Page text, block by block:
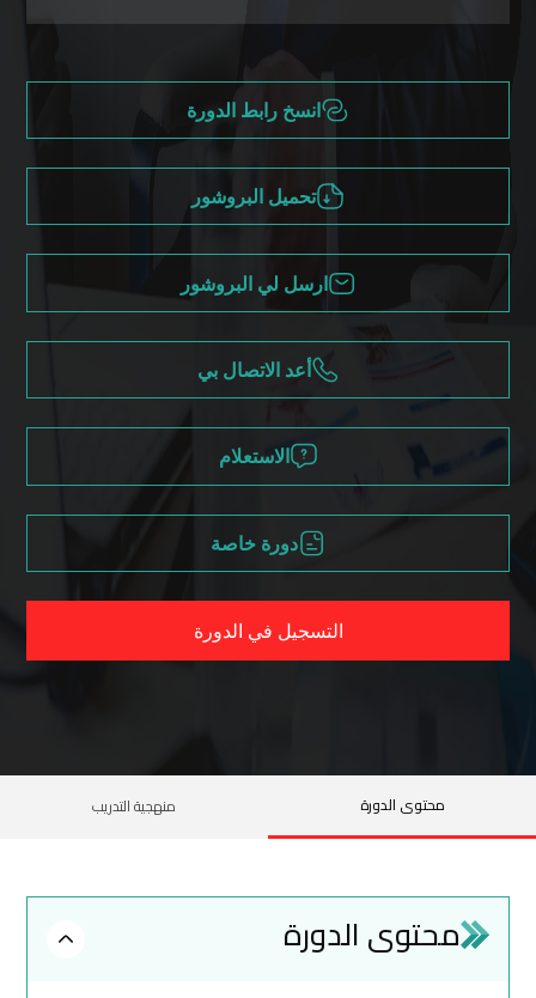
انسخ رابط الدورة
تحميل البروشور
ارسل لي البروشور
أعد الاتصال بي
الاستعلام
دورة خاصة
التسجيل في الدورة
محتوى الدورة منهجية التدريب
محتوى الدورة